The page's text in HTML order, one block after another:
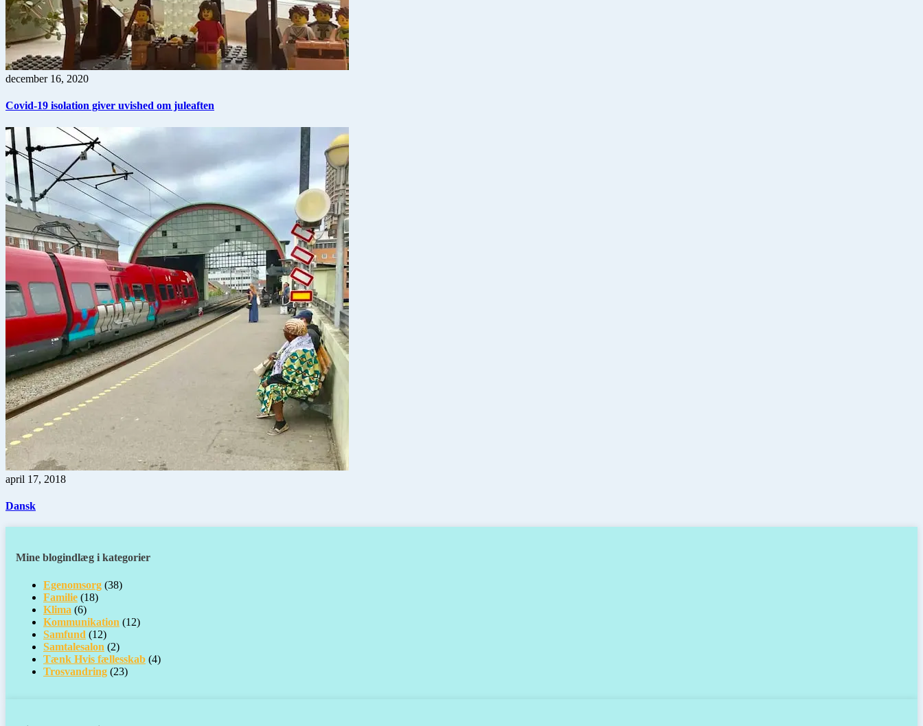
december 16, 2020
Covid-19 isolation giver uvished om juleaften
april 17, 2018
Dansk
Mine blogindlæg i kategorier
Egenomsorg (38)
Familie (18)
Klima (6)
Kommunikation (12)
Samfund (12)
Samtalesalon (2)
Tænk Hvis fællesskab (4)
Trosvandring (23)